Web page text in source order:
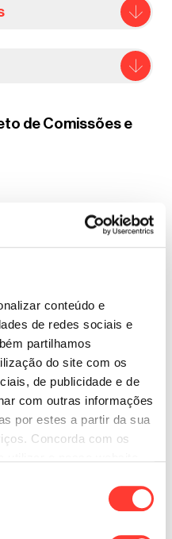
conteúdo e
de redes sociais e
partilhamos
do site com os
de publicidade e de
com outras informações
por estes a partir da sua
Concorda com os
com Cartões
Correntes
com Cartões
de Comissões e
de Juro
Hipotecário
de Taxas de Juro